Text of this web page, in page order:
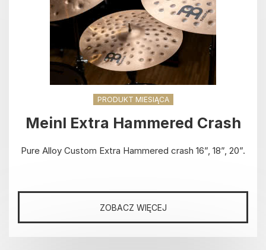
PRODUKT MIESIĄCA
Meinl Extra Hammered Crash
Pure Alloy Custom Extra Hammered crash 16”, 18”, 20”.
ZOBACZ WIĘCEJ